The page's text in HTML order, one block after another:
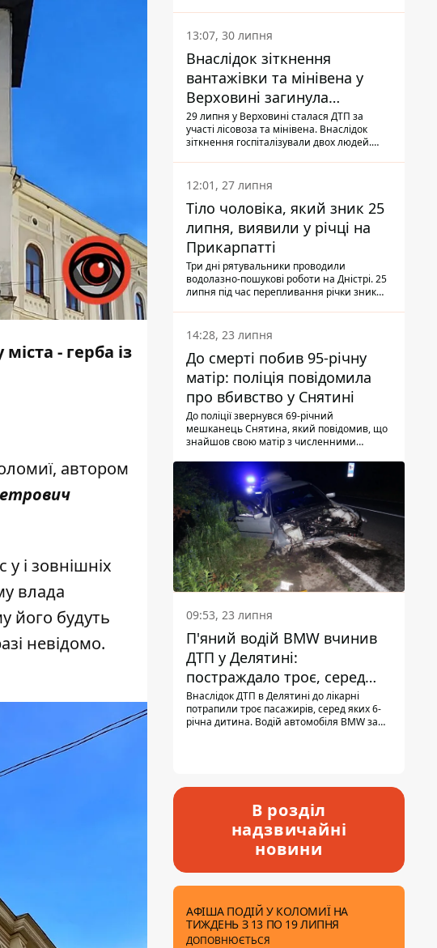
- герба із
автором
і зовнішніх
влада
його будуть
невідомо.
13:07, 30 липня
Внаслідок зіткнення
вантажівки та мінівена у
Верховині загинула
пасажирка, водійка - у
лікарні
29 липня у Верховині сталася ДТП за
участі лісовоза та мінівена. Внаслідок
зіткнення госпіталізували двох людей.
Також травми отримала водійка
автомобіля.
12:01, 27 липня
Тіло чоловіка, який зник 25
липня, виявили у річці на
Прикарпатті
Три дні рятувальники проводили
водолазно-пошукові роботи на Дністрі. 25
липня під час перепливання річки зник
виявили тіло.
14:28, 23 липня
До смерті побив 95-річну
матір: поліція повідомила
про вбивство у Снятині
До поліції звернувся 69-річний
мешканець Снятина, який повідомив, що
знайшов свою матір з численними
з'ясували правоохоронці, ці травми жінці
наніс її син.
09:53, 23 липня
П'яний водій BMW вчинив
ДТП у Делятині:
постраждало троє, серед
них - дитина
Внаслідок ДТП в Делятині до лікарні
потрапили троє пасажирів, серед яких 6-
річна дитина. Водій автомобіля BMW за
В розділ
надзвичайні
новини
АФІША ПОДІЙ У КОЛОМИЇ НА
ТИЖДЕНЬ З 13 ПО 19 ЛИПНЯ
ДОПОВНЮЄТЬСЯ